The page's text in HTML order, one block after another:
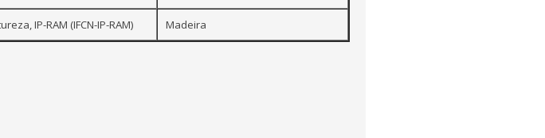
IP-RAM (IFCN-IP-RAM) Madeira